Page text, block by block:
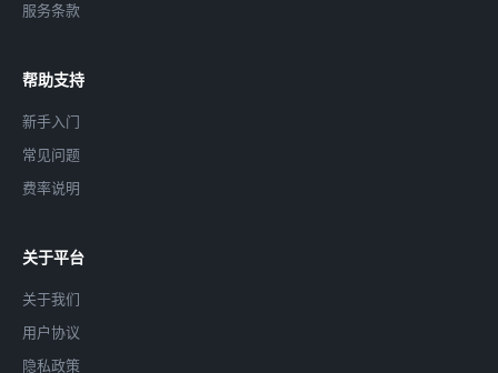
服务条款
帮助支持
新手入门
常见问题
费率说明
关于平台
关于我们
用户协议
隐私政策